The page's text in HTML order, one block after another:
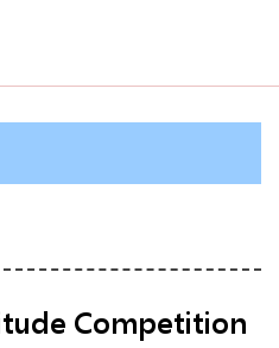
Competition